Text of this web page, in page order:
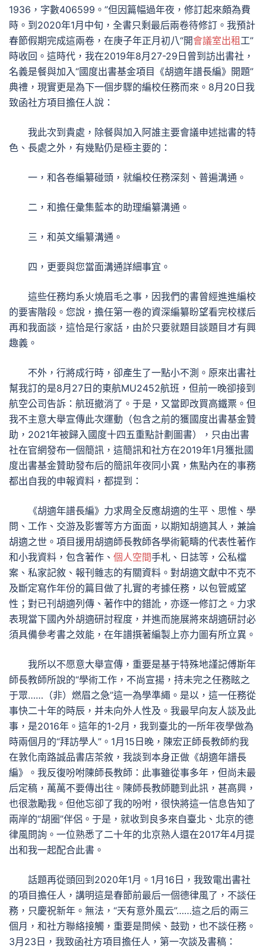
1936，字數406599。”但因篇幅過年夜，修訂起來頗為費
時。到2020年1月中旬，全書只剩最后兩卷待修訂。我預計
春節假期完成這兩卷，在庚子年正月初八“開會議室出租工”
時收回。這時代，我在2019年8月27-29日曾到訪出書社，
名義是餐與加入“國度出書基金項目《胡適年譜長編》開題”
典禮，現實更是為下一個步驟的編校任務而來。8月20日我
致函社方項目擔任人說：
我此次到貴處，除餐與加入阿誰主要會議申述拙書的特
色、長處之外，有幾點仍是極主要的：
一，和各卷編纂碰頭，就編校任務深刻、普遍溝通。
二，和擔任彙集藍本的助理編纂溝通。
三，和英文編纂溝通。
四，更要與您當面溝通詳細事宜。
這些任務均系火燒眉毛之事，因我們的書曾經進進編校
的要害階段。您說，擔任第一卷的資深編纂盼望看完校樣后
再和我面談，這恰是行家話，由於只要就題目談題目才有興
趣義。
不外，行將成行時，卻產生了一點小不測。原來出書社
幫我訂的是8月27日的東航MU2452航班，但前一晚卻接到
航空公司告訴：航班撤消了。于是，又當即改買高鐵票。但
我不主意大舉宣傳此次運動（包含之前的獲國度出書基金贊
助，2021年被歸入國度十四五重點計劃圖書），只由出書
社在官網發布一個簡訊，這簡訊和社方在2019年1月獲批國
度出書基金贊助發布后的簡訊年夜同小異，焦點內在的事務
都出自我的申報資料，都提到：
《胡適年譜長編》力求周全反應胡適的生平、思惟、學
問、工作、交游及影響等方方面面，以期知胡適其人，兼論
胡適之世。項目援用胡適師長教師各學術範疇的代表性著作
和小我資料，包含著作、 個人空間手札、日誌等，公私檔
案、私家記敘、報刊雜志的有關資料。對胡適文獻中不克不
及斷定寫作年份的篇目做了扎實的考據任務，以包管威望
性；對已刊胡適列傳、著作中的錯訛，亦逐一修訂之。力求
表現當下國內外胡適研討程度，并進而施展將來胡適研討必
須具備參考書之效能，在年譜撰著編製上亦力圖有所立異。
我所以不愿意大舉宣傳，重要是基于特殊地謹記傅斯年
師長教師所說的“學術工作，不尚宣揚，持未完之任務眩之
于眾……（非）燃眉之急”這一為學準繩。是以，這一任務從
事快二十年的時辰，并未向外人性及。我最早向友人談及此
事，是2016年。這年的1-2月，我到臺北的一所年夜學做為
時兩個月的“拜訪學人”。1月15日晚，陳宏正師長教師約我
在敦化南路誠品書店茶敘，我談到本身正做《胡適年譜長
編》。我反復吩咐陳師長教師：此事雖從事多年，但尚未最
后定稿，萬萬不要傳出往。陳師長教師聽到此訊，甚高興，
也很激勵我。但他忘卻了我的吩咐，很快將這一信息告知了
兩岸的“胡圈”伴侶。于是，就收到良多來自臺北、北京的德
律風問詢。一位熟悉了二十年的北京熟人還在2017年4月提
出和我一起配合此書。
話題再從頭回到2020年1月。1月16日，我致電出書社
的項目擔任人，講明這是春節前最后一個德律風了，不談任
務，只慶祝新年。無法，“天有意外風云”……這之后的兩三
個月，和社方聯絡接觸，重要是問候、鼓勁，也不談任務。
3月23日，我致函社方項目擔任人，第一次談及書稿：